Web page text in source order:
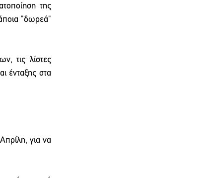
της
"δωρεά"
τις λίστες
ένταξης στα
για να